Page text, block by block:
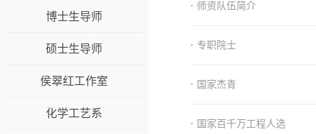
博士生导师
硕士生导师
侯翠红工作室
化学工艺系
· 师资队伍简介
· 专职院士
· 国家杰青
· 国家百千万工程人选